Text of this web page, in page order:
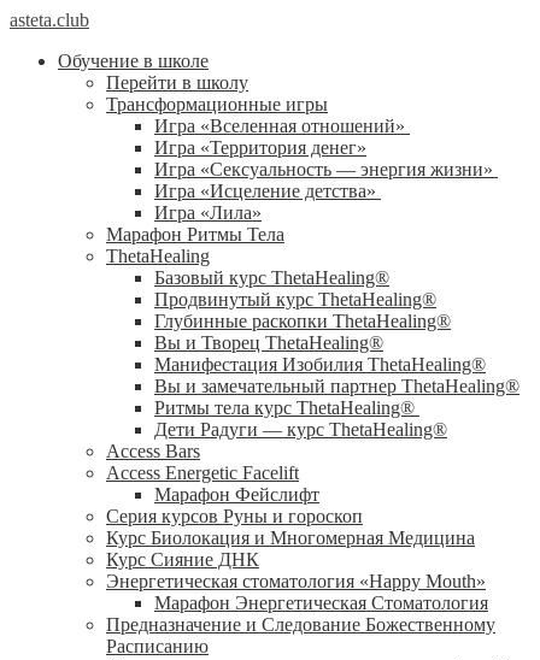
asteta.club
Обучение в школе
Перейти в школу
Трансформационные игры
Игра «Вселенная отношений»
Игра «Территория денег»
Игра «Сексуальность — энергия жизни»
Игра «Исцеление детства»
Игра «Лила»
Марафон Ритмы Тела
ThetaHealing
Базовый курс ThetaHealing®
Продвинутый курс ThetaHealing®
Глубинные раскопки ThetaHealing®
Вы и Творец ThetaHealing®
Манифестация Изобилия ThetaHealing®
Вы и замечательный партнер ThetaHealing®
Ритмы тела курс ThetaHealing®
Дети Радуги — курс ThetaHealing®
Access Bars
Access Energetic Facelift
Марафон Фейслифт
Серия курсов Руны и гороскоп
Курс Биолокация и Многомерная Медицина
Курс Сияние ДНК
Энергетическая стоматология «Happy Mouth»
Марафон Энергетическая Cтоматология
Предназначение и Следование Божественному
Расписанию